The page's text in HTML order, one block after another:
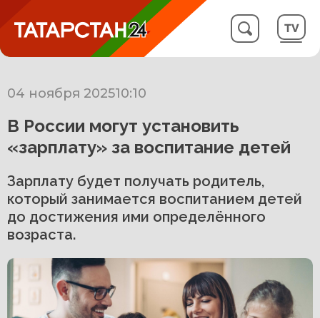
04 ноября 202510:10
В России могут установить
«зарплату» за воспитание детей
Зарплату будет получать родитель,
который занимается воспитанием детей
до достижения ими определённого
возраста.